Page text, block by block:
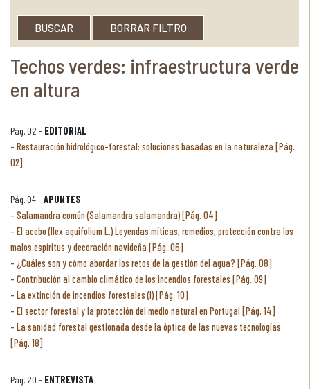
BUSCAR BORRAR FILTRO
Techos verdes: infraestructura verde
en altura
Pág. 02 - EDITORIAL
Restauración hidrológico-forestal: soluciones basadas en la naturaleza [Pág.
02]
Pág. 04 - APUNTES
Salamandra común (Salamandra salamandra) [Pág. 04]
El acebo (Ilex aquifolium L.) Leyendas míticas, remedios, protección contra los
malos espíritus y decoración navideña [Pág. 06]
¿Cuáles son y cómo abordar los retos de la gestión del agua? [Pág. 08]
Contribución al cambio climático de los incendios forestales [Pág. 09]
La extinción de incendios forestales (I) [Pág. 10]
El sector forestal y la protección del medio natural en Portugal [Pág. 14]
La sanidad forestal gestionada desde la óptica de las nuevas tecnologías
[Pág. 18]
Pág. 20 - ENTREVISTA